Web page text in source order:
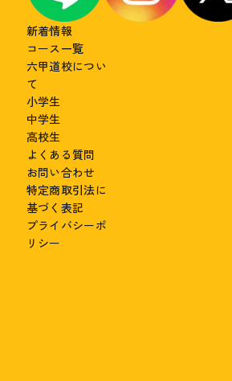
新着情報
コース一覧
六甲道校につい
て
小学生
中学生
高校生
よくある質問
お問い合わせ
特定商取引法に
基づく表記
プライバシーポ
リシー